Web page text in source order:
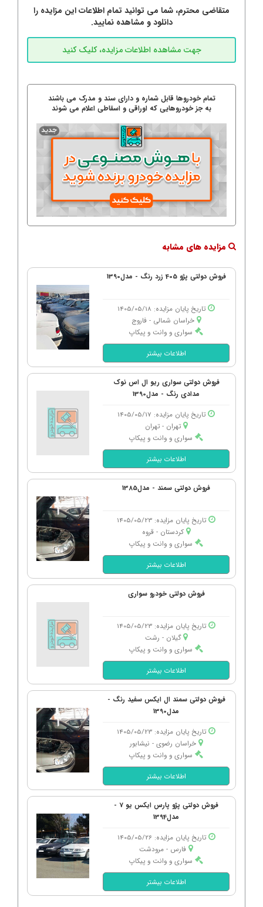
متقاضی محترم، شما می توانید تمام اطلاعات این مزایده را
دانلود و مشاهده نمایید.
تمام خودروها قابل شماره و دارای سند و مدرک می باشند
به جز خودروهایی که اوراقی و اسقاطی اعلام می شوند
مزایده های مشابه
فروش دولتی پژو 405 زرد رنگ - مدل1390
تاریخ پایان مزایده: 1405/05/18
خراسان شمالی - فاروج
سواری و وانت و پیکاپ
اطلاعات بیشتر
فروش دولتی سواری ریو ال اس نوک
مدادی رنگ - مدل1390
تاریخ پایان مزایده: 1405/05/17
تهران - تهران
سواری و وانت و پیکاپ
اطلاعات بیشتر
فروش دولتی سمند - مدل1385
تاریخ پایان مزایده: 1405/05/23
کردستان - قروه
سواری و وانت و پیکاپ
اطلاعات بیشتر
فروش دولتی خودرو سواری
تاریخ پایان مزایده: 1405/05/23
گیلان - رشت
سواری و وانت و پیکاپ
اطلاعات بیشتر
فروش دولتی سمند ال ایکس سفید رنگ -
مدل1390
تاریخ پایان مزایده: 1405/05/23
خراسان رضوی - نیشابور
سواری و وانت و پیکاپ
اطلاعات بیشتر
فروش دولتی پژو پارس ایکس یو 7 -
مدل1394
تاریخ پایان مزایده: 1405/05/26
فارس - مرودشت
سواری و وانت و پیکاپ
اطلاعات بیشتر